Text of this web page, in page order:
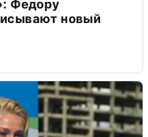
Федору
новый